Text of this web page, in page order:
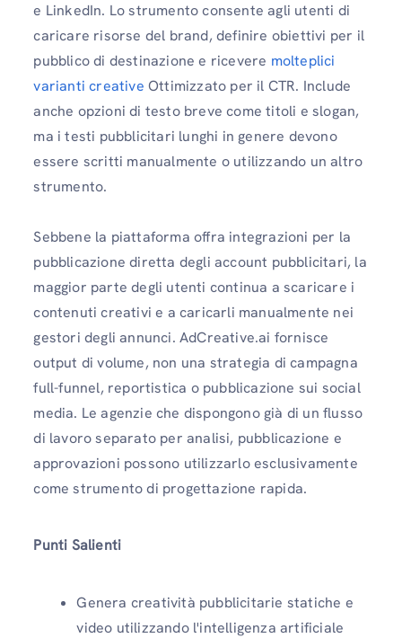
e LinkedIn. Lo strumento consente agli utenti di
caricare risorse del brand, definire obiettivi per il
pubblico di destinazione e ricevere molteplici
varianti creative Ottimizzato per il CTR. Include
anche opzioni di testo breve come titoli e slogan,
ma i testi pubblicitari lunghi in genere devono
essere scritti manualmente o utilizzando un altro
strumento.
Sebbene la piattaforma offra integrazioni per la
pubblicazione diretta degli account pubblicitari, la
maggior parte degli utenti continua a scaricare i
contenuti creativi e a caricarli manualmente nei
gestori degli annunci. AdCreative.ai fornisce
output di volume, non una strategia di campagna
full-funnel, reportistica o pubblicazione sui social
media. Le agenzie che dispongono già di un flusso
di lavoro separato per analisi, pubblicazione e
approvazioni possono utilizzarlo esclusivamente
come strumento di progettazione rapida.
Punti Salienti
Genera creatività pubblicitarie statiche e
video utilizzando l'intelligenza artificiale